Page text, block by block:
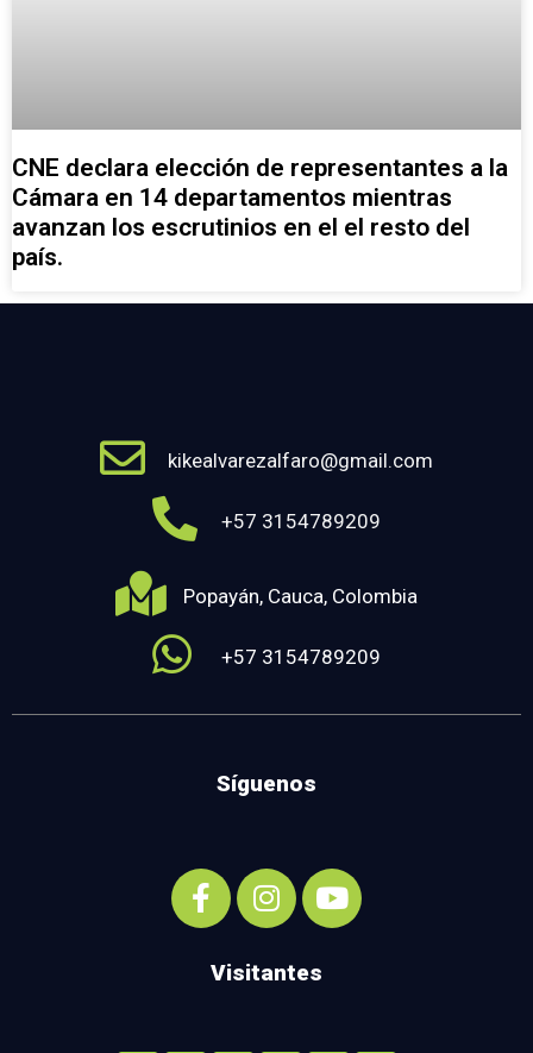
CNE declara elección de representantes a la
Cámara en 14 departamentos mientras
avanzan los escrutinios en el el resto del
país.
kikealvarezalfaro@gmail.com
+57 3154789209
Popayán, Cauca, Colombia
+57 3154789209
Síguenos
Visitantes